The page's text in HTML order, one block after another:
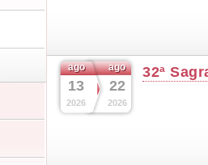
ago
13
2026
ago
22
2026
32ª